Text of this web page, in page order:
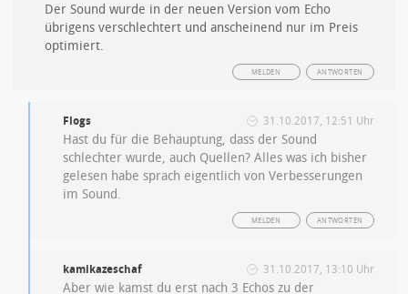
Der Sound wurde in der neuen Version vom Echo
übrigens verschlechtert und anscheinend nur im Preis
optimiert.
ANTWORTEN
MELDEN
Flogs 31.10.2017, 12:51 Uhr
Hast du für die Behauptung, dass der Sound
schlechter wurde, auch Quellen? Alles was ich bisher
gelesen habe sprach eigentlich von Verbesserungen
im Sound.
ANTWORTEN
MELDEN
kamikazeschaf 31.10.2017, 13:10 Uhr
Aber wie kamst du erst nach 3 Echos zu der